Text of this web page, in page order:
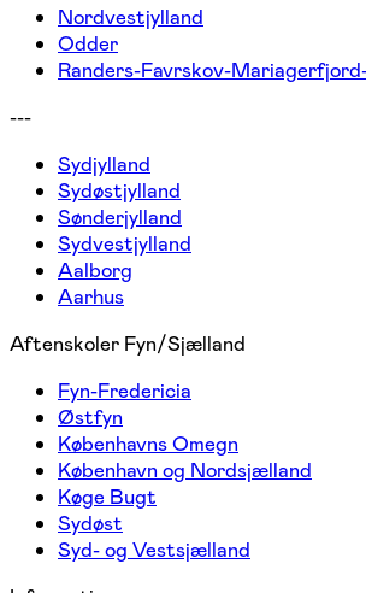
Nordvestjylland
Odder
Randers-Favrskov-
---
Sydjylland
Sydøstjylland
Sønderjylland
Sydvestjylland
Aalborg
Aarhus
Aftenskoler Fyn/Sjælland
Fyn-Fredericia
Østfyn
Københavns Omegn
København og Nordsjælland
Køge Bugt
Sydøst
Syd- og Vestsjælland